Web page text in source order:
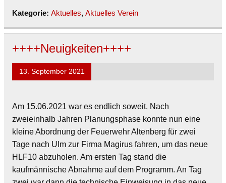
Kategorie: Aktuelles, Aktuelles Verein
++++Neuigkeiten++++
13. September 2021
Am 15.06.2021 war es endlich soweit. Nach
zweieinhalb Jahren Planungsphase konnte nun eine
kleine Abordnung der Feuerwehr Altenberg für zwei
Tage nach Ulm zur Firma Magirus fahren, um das neue
HLF10 abzuholen. Am ersten Tag stand die
kaufmännische Abnahme auf dem Programm. An Tag